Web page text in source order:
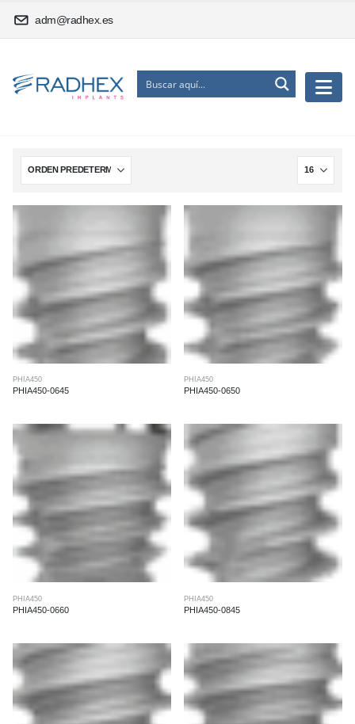
adm@radhex.es
PHIA450
PHIA450-0645
PHIA450
PHIA450-0650
PHIA450
PHIA450-0660
PHIA450
PHIA450-0845